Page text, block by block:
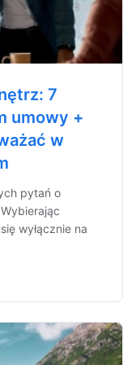
7
umowy +
w
pytań o
wyłącznie na